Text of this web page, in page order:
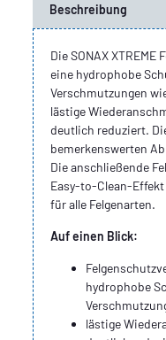
Beschreibung
Die SONAX
eine hydrophobe
Verschmutzungen
lästige
deutlich reduziert.
bemerkenswerten
Die anschließende
Easy-to-Clean-
für alle Felgenarten.
Auf einen Blick:
hydrophobe
lästige